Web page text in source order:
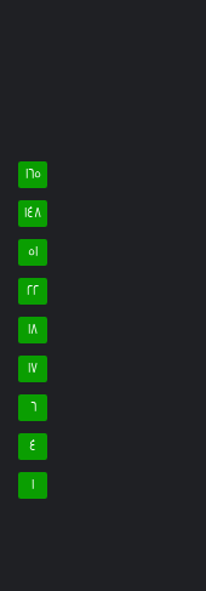
165
148
51
22
18
17
6
4
1